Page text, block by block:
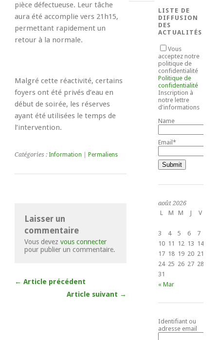
pièce défectueuse. Leur tâche
aura été accomplie vers 21h15,
permettant rapidement un
retour à la normale.
Malgré cette réactivité, certains
foyers ont été privés d’eau en
début de soirée, les réserves
ayant été utilisées le temps de
l’intervention.
Catégories : Information Permaliens
Laisser un
commentaire
Vous devez vous connecter
pour publier un commentaire.
← Article précédent
Article suivant →
LISTE DE
DIFFUSION
DES
ACTUALITÉS
Vous
acceptez notre
politique de
confidentialité
Politique de
confidentialité
Inscription à
notre lettre
d'informations
Name
Email*
août 2026
L
M M J V
3
4 5 6 7
10 11 12 13 14
17 18 19 20 21
24 25 26 27 28
31
« Mar
Identifiant ou
adresse email